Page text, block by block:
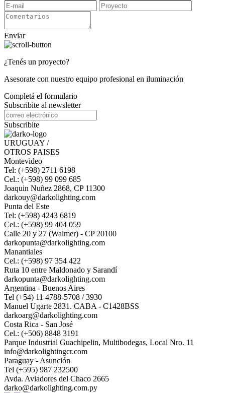
Enviar
¿Tenés un proyecto?
Asesorate con nuestro equipo profesional en iluminación
Completá el formulario
Subscribite al newsletter
Subscribite
URUGUAY /
OTROS PAISES
Montevideo
Tel: (+598) 2711 6198
Cel.: (+598) 99 099 685
Joaquin Nuñez 2868, CP 11300
darkouy@darkolighting.com
Punta del Este
Tel: (+598) 4243 6819
Cel.: (+598) 99 404 059
Calle 20 y 27 (Walmer) - CP 20100
darkopunta@darkolighting.com
Manantiales
Cel.: (+598) 97 354 422
Ruta 10 entre Maldonado y Sarandí
darkopunta@darkolighting.com
Argentina - Buenos Aires
Tel (+54) 11 4788-5708 / 3930
Manuel Ugarte 2831. CABA - C1428BSS
darkoarg@darkolighting.com
Costa Rica - San José
Cel.: (+506) 8848 3191
Parque Industrial Guachipelin, Multibodegas, Local Nro. 11
info@darkolightingcr.com
Paraguay - Asunción
Tel (+595) 987 232500
Avda. Aviadores del Chaco 2665
darko@darkolighting.com.py